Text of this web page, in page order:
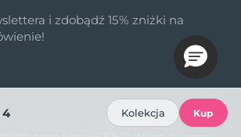
i zdobądź 15% zniżki na
„Subskrybuj”, wyrażam zgodę na
Kolekcja Kup